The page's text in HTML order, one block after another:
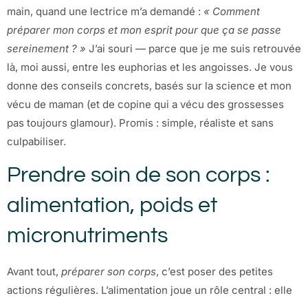
main, quand une lectrice m’a demandé : « Comment
préparer mon corps et mon esprit pour que ça se passe
sereinement ? » J’ai souri — parce que je me suis retrouvée
là, moi aussi, entre les euphorias et les angoisses. Je vous
donne des conseils concrets, basés sur la science et mon
vécu de maman (et de copine qui a vécu des grossesses
pas toujours glamour). Promis : simple, réaliste et sans
culpabiliser.
Prendre soin de son corps :
alimentation, poids et
micronutriments
Avant tout, préparer son corps, c’est poser des petites
actions régulières. L’alimentation joue un rôle central : elle